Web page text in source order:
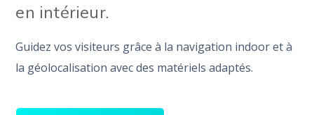
en intérieur.
Guidez vos visiteurs grâce à la navigation indoor et à
la géolocalisation avec des matériels adaptés.